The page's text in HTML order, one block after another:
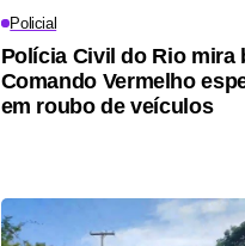
Policial
Polícia Civil do Rio mira
Comando Vermelho
em roubo de veículos